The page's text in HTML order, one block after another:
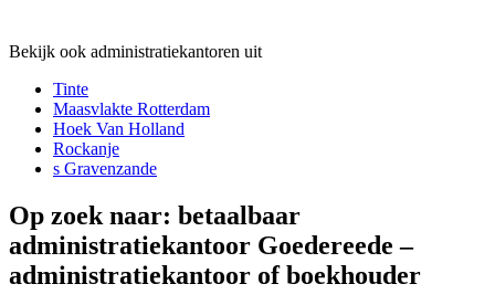
Bekijk ook administratiekantoren uit
Tinte
Maasvlakte Rotterdam
Hoek Van Holland
Rockanje
s Gravenzande
Op zoek naar: betaalbaar
administratiekantoor Goedereede –
administratiekantoor of boekhouder